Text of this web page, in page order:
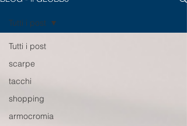
Tutti i post
scarpe
tacchi
shopping
armocromia
Tutti i post